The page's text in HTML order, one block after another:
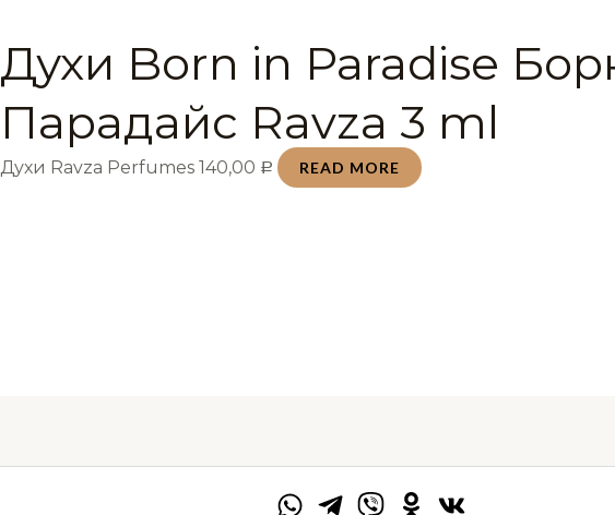
Духи Born in Paradise
Парадайс Ravza 3 ml
Духи Ravza Perfumes140,00 Р READ MORE